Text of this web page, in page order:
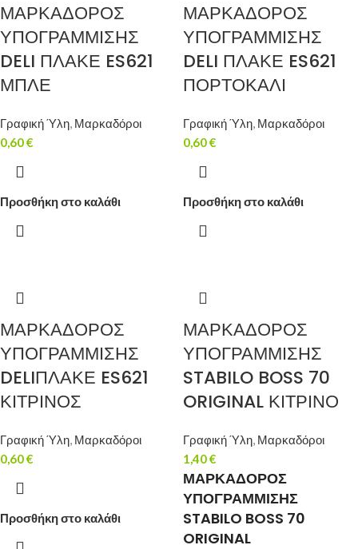
ΜΑΡΚΑΔΟΡΟΣ
ΥΠΟΓΡΑΜΜΙΣΗΣ
DELI ΠΛΑΚΕ ES621
ΜΠΛΕ
Γραφική Ύλη, Μαρκαδόροι
0,60€
Προσθήκη στο καλάθι
ΜΑΡΚΑΔΟΡΟΣ
ΥΠΟΓΡΑΜΜΙΣΗΣ
DELI ΠΛΑΚΕ ES621
ΠΟΡΤΟΚΑΛΙ
Γραφική Ύλη, Μαρκαδόροι
0,60€
Προσθήκη στο καλάθι
ΜΑΡΚΑΔΟΡΟΣ
ΥΠΟΓΡΑΜΜΙΣΗΣ
DELIΠΛΑΚΕ ES621
ΚΙΤΡΙΝΟΣ
Γραφική Ύλη, Μαρκαδόροι
0,60€
Προσθήκη στο καλάθι
ΜΑΡΚΑΔΟΡΟΣ
ΥΠΟΓΡΑΜΜΙΣΗΣ
STABILO BOSS 70
ORIGINAL ΚΙΤΡΙΝΟ
Γραφική Ύλη, Μαρκαδόροι
1,40€
ΜΑΡΚΑΔΟΡΟΣ
ΥΠΟΓΡΑΜΜΙΣΗΣ
STABILO BOSS 70
ORIGINAL